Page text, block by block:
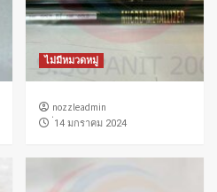
ไม่มีหมวดหมู่
nozzleadmin
่14 มกราคม 2024